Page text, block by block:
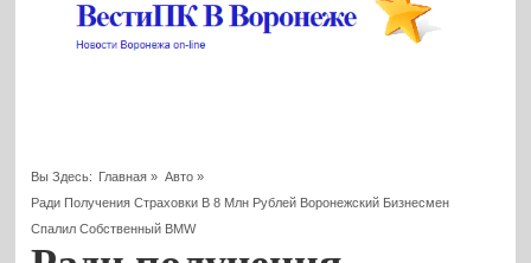
Вы Здесь: Главная » Авто»
Ради Получения Страховки В 8 Млн Рублей Воронежский Бизнесмен
Спалил Собственный BMW